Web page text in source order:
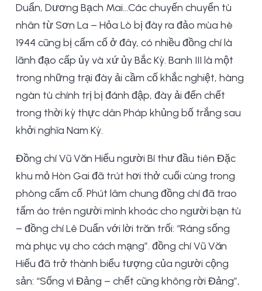
Duẩn, Dương Bạch Mai…Các chuyến chuyển tù
nhân từ Sơn La – Hỏa Lò bị đày ra đảo mùa hè
1944 cũng bị cấm cố ở đây, có nhiều đồng chí là
lãnh đạo cấp ủy và xứ ủy Bắc Kỳ. Banh III là một
trong những trại đày ải cầm cố khắc nghiệt, hàng
ngàn tù chính trị bị đánh đập, đày ải đến chết
trong thời kỳ thực dân Pháp khủng bố trắng sau
khởi nghĩa Nam Kỳ.
Đồng chí Vũ Văn Hiếu người Bí thư đầu tiên Đặc
khu mỏ Hòn Gai đã trút hơi thở cuối cùng trong
phòng cấm cố. Phút lâm chung đồng chí đã trao
tấm áo trên người mình khoác cho người bạn tù
– đồng chí Lê Duẩn với lời trăn trối: “Ráng sống
mà phục vụ cho cách mạng”. đồng chí Vũ Văn
Hiếu đã trở thành biểu tượng của người cộng
sản: “Sống vì Đảng – chết cũng không rời Đảng”,